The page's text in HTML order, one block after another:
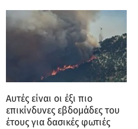
Αυτές είναι οι έξι πιο
επικίνδυνες εβδομάδες του
έτους για δασικές φωτιές